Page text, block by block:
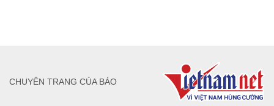
CHUYÊN TRANG CỦA BÁO